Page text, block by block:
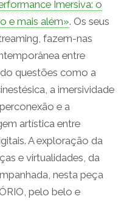
Imersiva: o
e mais além». Os seus
fazem-nas
entre
questões como a
a imersividade
e a
artística entre
A exploração da
e virtualidades, da
nesta peça
pelo belo e